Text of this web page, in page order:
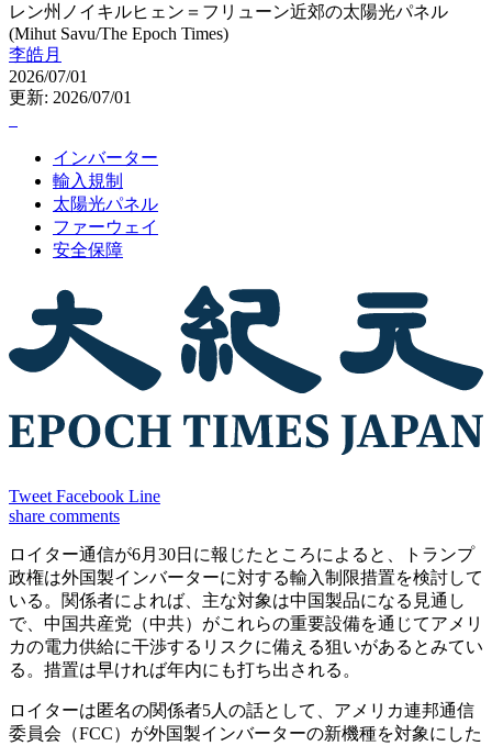
レン州ノイキルヒェン＝フリューン近郊の太陽光パネル
(Mihut Savu/The Epoch Times)
李皓月
2026/07/01
更新: 2026/07/01
インバーター
輸入規制
太陽光パネル
ファーウェイ
安全保障
Tweet Facebook Line
share comments
ロイター通信が6月30日に報じたところによると、トランプ
政権は外国製インバーターに対する輸入制限措置を検討して
いる。関係者によれば、主な対象は中国製品になる見通し
で、中国共産党（中共）がこれらの重要設備を通じてアメリ
カの電力供給に干渉するリスクに備える狙いがあるとみてい
る。措置は早ければ年内にも打ち出される。
ロイターは匿名の関係者5人の話として、アメリカ連邦通信
委員会（FCC）が外国製インバーターの新機種を対象にした